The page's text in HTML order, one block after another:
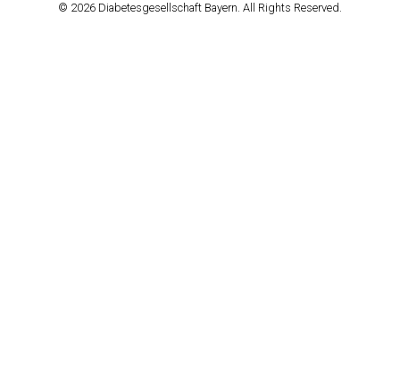
© 2026 Diabetesgesellschaft Bayern. All Rights Reserved.